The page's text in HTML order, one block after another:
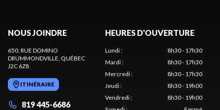
NOUS JOINDRE
650, RUE DOMINO
DRUMMONDVILLE, QUÉBEC
J2C 6Z8
ITINÉRAIRE
819 445-6686
HEURES D'OUVERTURE
Lundi:
8h30 - 17h30
Mardi:
8h30 - 17h30
Mercredi:
8h30 - 17h30
Jeudi:
8h30 - 19h00
Vendredi:
8h30 - 19h00